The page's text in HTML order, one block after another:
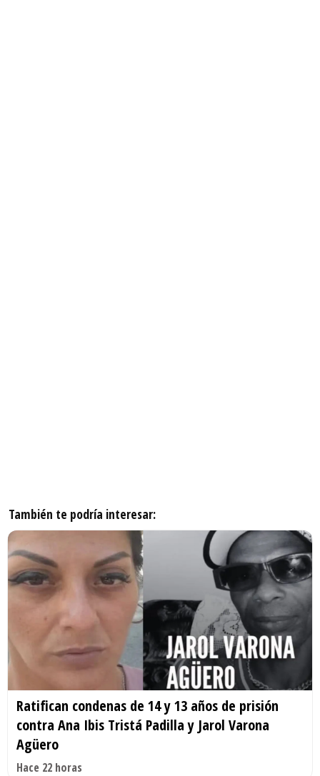
También te podría interesar:
Ratifican condenas de 14 y 13 años de prisión
contra Ana Ibis Tristá Padilla y Jarol Varona
Agüero
Hace 22 horas